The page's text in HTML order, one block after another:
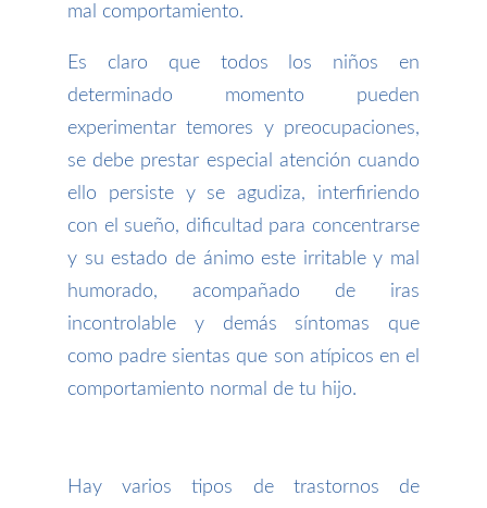
mal comportamiento.
Es claro que todos los niños en
determinado momento pueden
experimentar temores y preocupaciones,
se debe prestar especial atención cuando
ello persiste y se agudiza, interfiriendo
con el sueño, dificultad para concentrarse
y su estado de ánimo este irritable y mal
humorado, acompañado de iras
incontrolable y demás síntomas que
como padre sientas que son atípicos en el
comportamiento normal de tu hijo.
Hay varios tipos de trastornos de